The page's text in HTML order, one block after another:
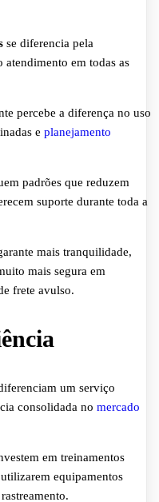
se diferencia pela
atendimento em todas as
percebe a diferença no uso
e planejamento
padrões que reduzem
suporte durante toda a
mais tranquilidade,
mais segura em
frete avulso.
um serviço
consolidada no mercado
em treinamentos
equipamentos